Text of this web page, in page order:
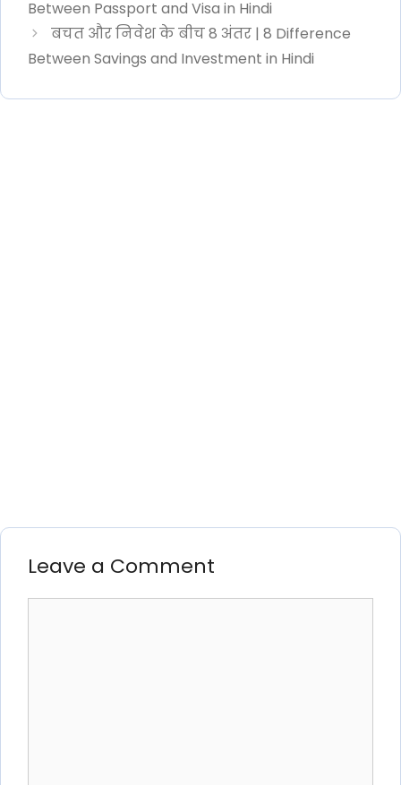
Between Passport and Visa in Hindi
बचत और निवेश के बीच 8 अंतर | 8 Difference
Between Savings and Investment in Hindi
Leave a Comment